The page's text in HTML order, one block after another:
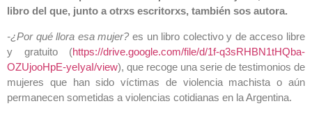
libro del que, junto a otrxs escritorxs, también sos autora.
-¿Por qué llora esa mujer?es un libro colectivo y de acceso libre
y gratuito (https://drive.google.com/file/d/1f-q3sRHBN1tHQba-
OZUjooHpE-yeIyaI/view), que recoge una serie de testimonios de
mujeres que han sido víctimas de violencia machista o aún
permanecen sometidas a violencias cotidianas en la Argentina.